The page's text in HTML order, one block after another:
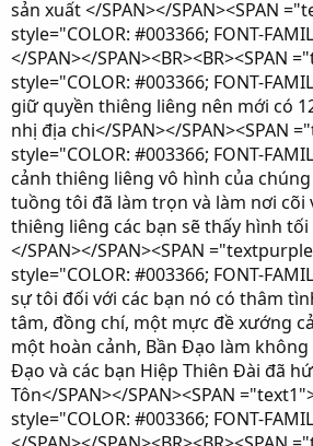
sản xuất </SPAN></SPAN><SPAN
style="COLOR: #003366; FONT-
</SPAN></SPAN><BR><BR><SPAN
style="COLOR: #003366; FONT-
giữ quyền thiêng liêng nên mới có
nhị địa chi</SPAN></SPAN><SPAN
style="COLOR: #003366; FONT-
cảnh thiêng liêng vô hình của
tuồng tôi đã làm trọn và làm nơi cõi
thiêng liêng các bạn sẽ thấy hình
</SPAN></SPAN><SPAN
style="COLOR: #003366; FONT-
sự tôi đối với các bạn nó có thâm
tâm, đồng chí, một mực đề xướng
một hoàn cảnh, Bần Ðạo làm không
Ðạo và các bạn Hiệp Thiên Ðài đã
Tôn</SPAN></SPAN><SPAN
style="COLOR: #003366; FONT-